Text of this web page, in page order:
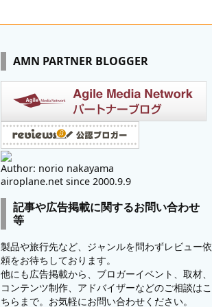
AMN PARTNER BLOGGER
Author: norio nakayama
airoplane.net since 2000.9.9
記事や広告掲載に関するお問い合わせ
等
製品や旅行先など、ジャンルを問わずレビュー依
頼をお待ちしております。
他にも広告掲載から、ブロガーイベント、取材、
コンテンツ制作、アドバイザーなどのご相談はこ
ちらまで。お気軽にお問い合わせください。